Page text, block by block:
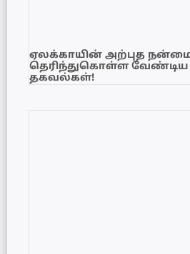
ஏலக்காயின் அற்புத
தெரிந்துகொள்ள வேண்டிய
தகவல்கள்!